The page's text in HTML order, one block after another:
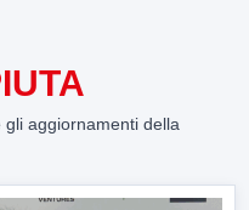
aggiornamenti della